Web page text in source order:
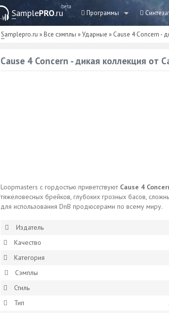
SamplePRO.ru
beta
Программы
Samplepro.ru » Все сэмплы »Ударные » Cause 4 Concern -
Cause 4 Concern - дикая коллекция от
Loopmasters с гордостью приветствуют Cause 4
тяжеловесных брейков, глубоких грозных басов,
для использования DnB продюсерами по всему миру.
Издатель
Качество
Категория
Сэмплы
Стиль
Тип